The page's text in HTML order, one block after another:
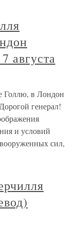
августа
Голлю, в Лондон
генерал!
и условий
сил,